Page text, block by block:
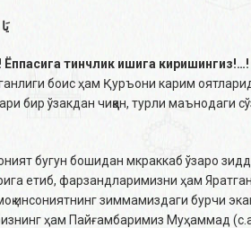
Ёппасига тинчлик ишига киришингиз!…!
боис ҳам Қуръони карим
бир ўзакдан чиққан, турли маънодаги
бугун бошидан мкраккаб ўзаро
етиб, фарзандларимизни ҳам
инсониятнинг зиммамиздаги бурчи
ҳам Пайғамбаримиз Муҳаммад